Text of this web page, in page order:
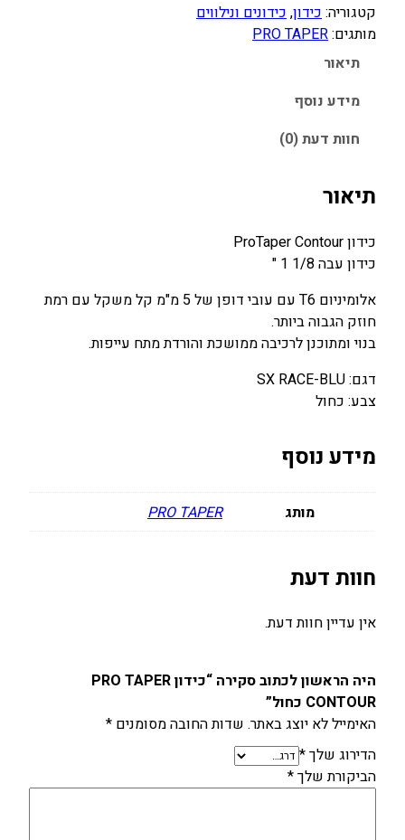
ו
ר
ה
0
.
0
.
כ
0
0
קטגוריה:כידון, כידונים ונילווים
מותגים:PRO TAPER
תיאור
מידע נוסף
חוות דעת (0)
תיאור
כידון ProTaper Contour
כידון עבה 1/8 1 "
אלומיניום T6 עם עובי דופן של 5 מ"מ קל משקל עם רמת
חוזק הגבוה ביותר.
בנוי ומתוכנן לרכיבה ממושכת והורדת מתח עייפות.
דגם: SX RACE-BLU
צבע: כחול
מידע נוסף
מותג PRO TAPER
חוות דעת
אין עדיין חוות דעת.
היה הראשון לכתוב סקירה “כידון PRO TAPER
CONTOUR כחול”
האימייל לא יוצג באתר. שדות החובה מסומנים *
הדירוג שלך*
הביקורת שלך*